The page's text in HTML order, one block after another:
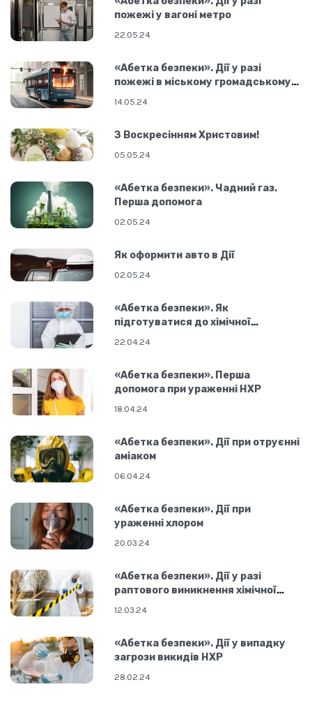
пожежі у вагоні метро
22.05.24
«Абетка безпеки». Дії у разі
пожежі в міському громадському
14.05.24
З Воскресінням Христовим!
05.05.24
«Абетка безпеки». Чадний газ.
Перша допомога
02.05.24
Як оформити авто в Дії
02.05.24
«Абетка безпеки». Як
підготуватися до хімічної
22.04.24
«Абетка безпеки». Перша
допомога при ураженні НХР
18.04.24
«Абетка безпеки». Дії при отруєнні
аміаком
06.04.24
«Абетка безпеки». Дії при
ураженні хлором
20.03.24
«Абетка безпеки». Дії у разі
раптового виникнення хімічної
12.03.24
«Абетка безпеки». Дії у випадку
загрози викидів НХР
28.02.24